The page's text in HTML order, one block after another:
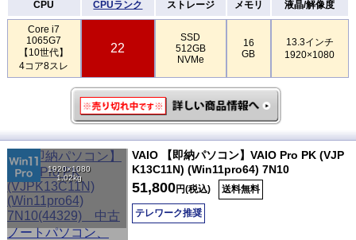
CPU CPUランク ストレージ メモリ 液晶/解像度
Core i7
1065G7
【10世代】
4コア8スレ
22
SSD
512GB
NVMe
16
GB
13.3インチ
1920×1080
1920×1080
1.02kg
VAIO 【即納パソコン】VAIO Pro PK (VJP
K13C11N) (Win11pro64) 7N10
51,800円(税込) 送料無料
テレワーク推奨